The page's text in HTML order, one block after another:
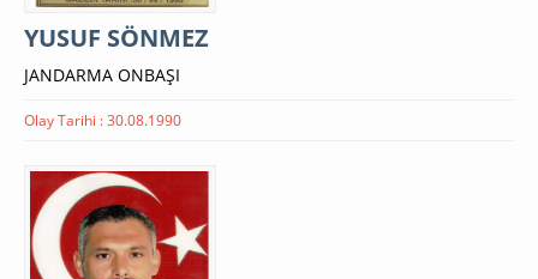
YUSUF SÖNMEZ
JANDARMA ONBAŞI
Olay Tarihi : 30.08.1990